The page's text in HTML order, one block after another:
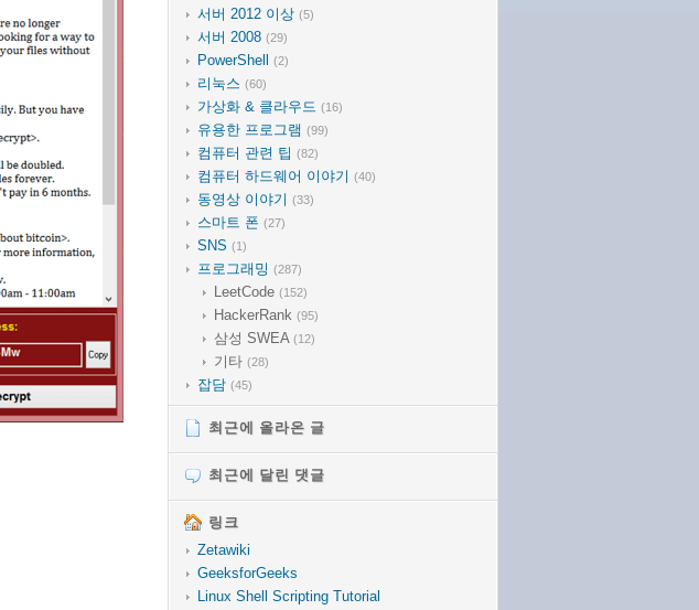
서버 2012 이상 (5)
서버 2008 (29)
PowerShell (2)
리눅스 (60)
가상화 & 클라우드 (16)
유용한 프로그램 (99)
컴퓨터 관련 팁 (82)
컴퓨터 하드웨어 이야기 (40)
동영상 이야기 (33)
스마트 폰 (27)
SNS (1)
프로그래밍 (287)
LeetCode (152)
HackerRank (95)
삼성 SWEA (12)
기타 (28)
잡담 (45)
최근에 올라온 글
최근에 올라온 글
최근에 달린 댓글
최근에 달린 댓글
링크
링크
Zetawiki
GeeksforGeeks
Linux Shell Scripting Tutorial